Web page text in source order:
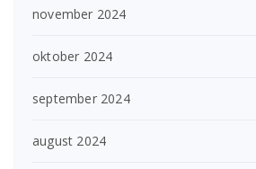
november 2024
oktober 2024
september 2024
august 2024